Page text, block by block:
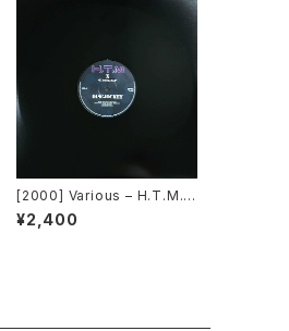
[2000] Various – H.T.M. /
Back To The "Disco" ~私
もDiscoへ連れていって~ Re
¥2,400